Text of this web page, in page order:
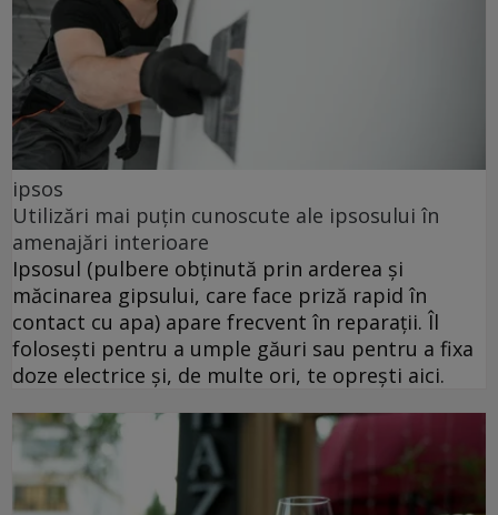
ipsos
Utilizări mai puțin cunoscute ale ipsosului în
amenajări interioare
Ipsosul (pulbere obținută prin arderea și
măcinarea gipsului, care face priză rapid în
contact cu apa) apare frecvent în reparații. Îl
folosești pentru a umple găuri sau pentru a fixa
doze electrice și, de multe ori, te oprești aici.